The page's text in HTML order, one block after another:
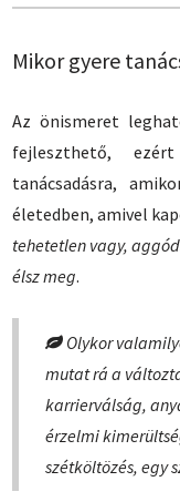
Mikor gyere
Az önismeret
fejleszthető,
tanácsadásra,
életedben, amivel
tehetetlen vagy,
élsz meg.
Olykor
mutat rá a
karrierválság,
érzelmi
szétköltözés, egy